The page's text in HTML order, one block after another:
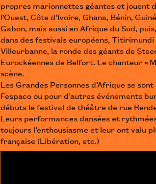
propres marionnettes géantes et jouent
l’Ouest, Côte d’Ivoire, Ghana, Bénin,
Gabon, mais aussi en Afrique du Sud,
dans des festivals européens, Titirimundi
Villeurbanne, la ronde des géants de
Eurockéennes de Belfort. Le chanteur «
scène.
Les Grandes Personnes d’Afrique se
Fespaco ou pour d’autres événements
débuts le festival de théâtre de rue
Leurs performances dansées et
toujours l’enthousiasme et leur ont valu
française (Libération, etc.)